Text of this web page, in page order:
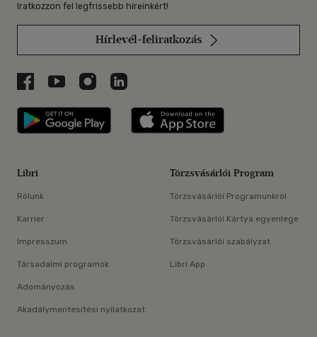
Iratkozzon fel legfrissebb híreinkért!
Hírlevél-feliratkozás
Libri a Facebookon
Libri a Youtube-on
Libri az Instagramon
Libri a LinkedInen
Libri applikáció Szerezd meg: Google
Libri
Rólunk
Karrier
Impresszum
Társadalmi programok
Adományozás
Akadálymentesítési nyilatkozat
Törzsvásárlói Program
Törzsvásárlói Programunkról
Törzsvásárlói Kártya egyenlege
Törzsvásárlói szabályzat
Libri App